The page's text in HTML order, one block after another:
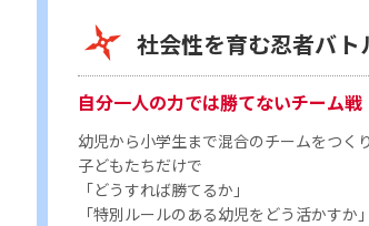
社会性を育む忍者バ
自分一人の力では勝てないチーム戦
幼児から小学生まで混合のチームをつくり
子どもたちだけで
「どうすれば勝てるか」
「特別ルールのある幼児をどう活かすか」